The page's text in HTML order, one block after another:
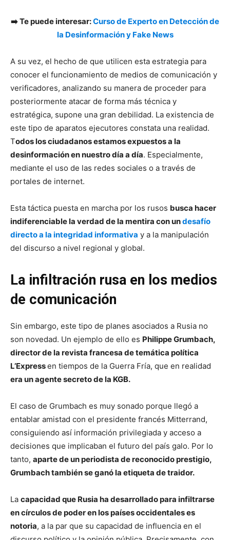
➡️ Te puede interesar:Curso de Experto en Detección de
la Desinformación y Fake News
A su vez, el hecho de que utilicen esta estrategia para
conocer el funcionamiento de medios de comunicación y
verificadores, analizando su manera de proceder para
posteriormente atacar de forma más técnica y
estratégica, supone una gran debilidad. La existencia de
este tipo de aparatos ejecutores constata una realidad.
Todos los ciudadanos estamos expuestos a la
desinformación en nuestro día a día. Especialmente,
mediante el uso de las redes sociales o a través de
portales de internet.
Esta táctica puesta en marcha por los rusos busca hacer
indiferenciable la verdad de la mentira con undesafío
directo a la integridad informativa y a la manipulación
del discurso a nivel regional y global.
La infiltración rusa en los medios
de comunicación
Sin embargo, este tipo de planes asociados a Rusia no
son novedad. Un ejemplo de ello es Philippe Grumbach,
director de la revista francesa de temática política
L’Expressen tiempos de la Guerra Fría, que en realidad
era un agente secreto de la KGB.
El caso de Grumbach es muy sonado porque llegó a
entablar amistad con el presidente francés Mitterrand,
consiguiendo así información privilegiada y acceso a
decisiones que implicaban el futuro del país galo. Por lo
tanto, aparte de un periodista de reconocido prestigio,
Grumbach también se ganó la etiqueta de traidor.
La capacidad que Rusia ha desarrollado para infiltrarse
en círculos de poder en los países occidentales es
notoria, a la par que su capacidad de influencia en el